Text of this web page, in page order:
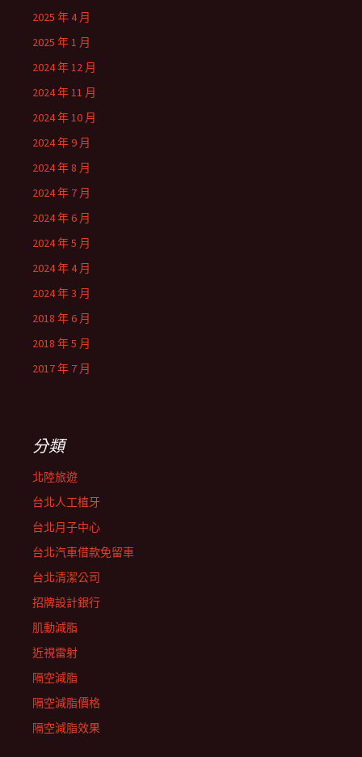
2025 年 4 月
2025 年 1 月
2024 年 12 月
2024 年 11 月
2024 年 10 月
2024 年 9 月
2024 年 8 月
2024 年 7 月
2024 年 6 月
2024 年 5 月
2024 年 4 月
2024 年 3 月
2018 年 6 月
2018 年 5 月
2017 年 7 月
分類
北陸旅遊
台北人工植牙
台北月子中心
台北汽車借款免留車
台北清潔公司
招牌設計銀行
肌動減脂
近視雷射
隔空減脂
隔空減脂價格
隔空減脂效果